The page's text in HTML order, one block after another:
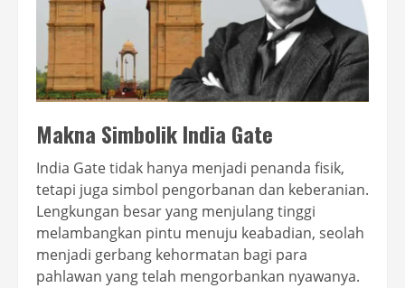
Makna Simbolik India Gate
India Gate tidak hanya menjadi penanda fisik,
tetapi juga simbol pengorbanan dan keberanian.
Lengkungan besar yang menjulang tinggi
melambangkan pintu menuju keabadian, seolah
menjadi gerbang kehormatan bagi para
pahlawan yang telah mengorbankan nyawanya.